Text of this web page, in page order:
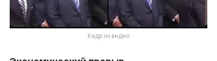
Кадр из видео